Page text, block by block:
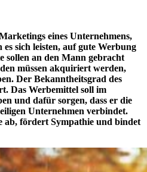
eines Unternehmens,
sich leisten, auf gute Werbung
sollen an den Mann gebracht
müssen akquiriert werden,
Der Bekanntheitsgrad des
Das Werbemittel soll im
und dafür sorgen, dass er die
Unternehmen verbindet.
ab, fördert Sympathie und bindet